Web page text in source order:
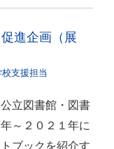
進企画（展
支援担当
立図書館・図書
～２０２１年に
ブックを紹介す